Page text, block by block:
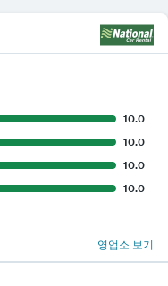
10.0
10.0
10.0
10.0
영업소 보기